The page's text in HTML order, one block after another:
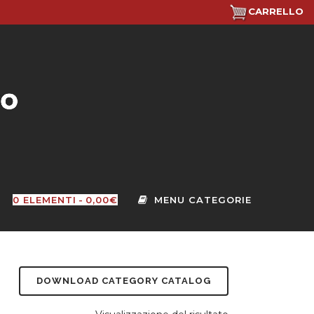
CARRELLO
0 ELEMENTI 0,00€
DOWNLOAD CATEGORY CATALOG